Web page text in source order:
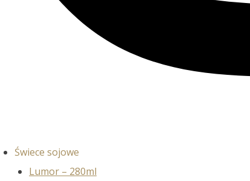
Świece sojowe
Lumor – 280ml